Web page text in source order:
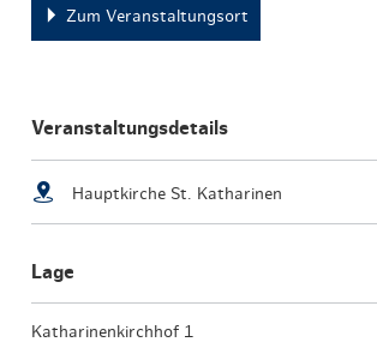
Zum Veranstaltungsort
Veranstaltungsdetails
Hauptkirche St. Katharinen
Lage
Katharinenkirchhof 1